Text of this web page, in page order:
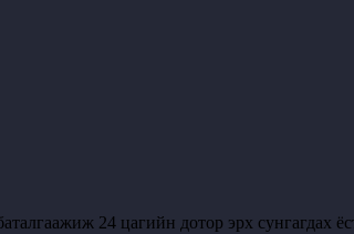
24 цагийн дотор эрх сунгагдах